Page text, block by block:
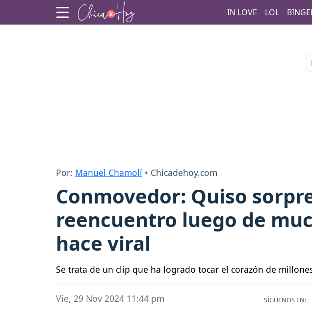
IN LOVE LOL
Por: Manuel Chamolí • Chicadehoy.com
Conmovedor: Quiso
reencuentro luego de
hace viral
Se trata de un clip que ha logrado tocar el corazón de
Vie, 29 Nov 2024 11:44 pm SÍGUENOS EN: